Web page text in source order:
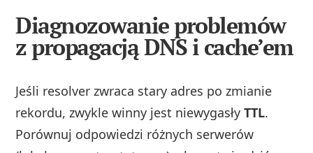
Diagnozowanie problemów
z propagacją DNS i cache’em
Jeśli resolver zwraca stary adres po zmianie
rekordu, zwykle winny jest niewygasłyTTL.
Porównuj odpowiedzi różnych serwerów